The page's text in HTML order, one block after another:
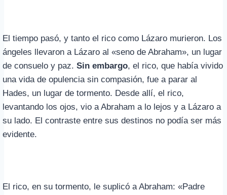
El tiempo pasó, y tanto el rico como Lázaro murieron. Los
ángeles llevaron a Lázaro al «seno de Abraham», un lugar
de consuelo y paz. Sin embargo, el rico, que había vivido
una vida de opulencia sin compasión, fue a parar al
Hades, un lugar de tormento. Desde allí, el rico,
levantando los ojos, vio a Abraham a lo lejos y a Lázaro a
su lado. El contraste entre sus destinos no podía ser más
evidente.
El rico, en su tormento, le suplicó a Abraham: «Padre